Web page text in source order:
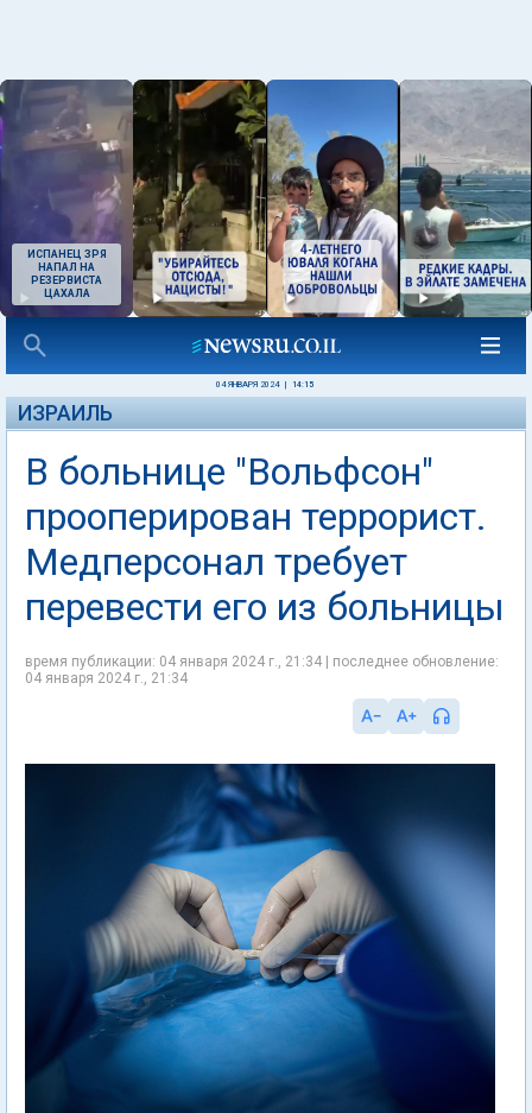
ИСПАНЕЦ ЗРЯ
НАПАЛ НА
РЕЗЕРВИСТА
ЦАХАЛА
04 ЯНВАРЯ 2024 14:15
ИЗРАИЛЬ
В больнице "Вольфсон"
прооперирован террорист.
Медперсонал требует
перевести его из больницы
время публикации: 04 января 2024 г., 21:34 | последнее обновление:
04 января 2024 г., 21:34